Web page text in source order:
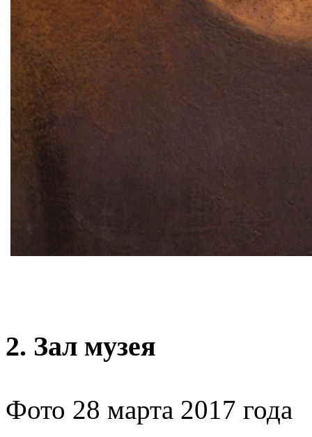
2. Зал музея
Фото 28 марта 2017 года